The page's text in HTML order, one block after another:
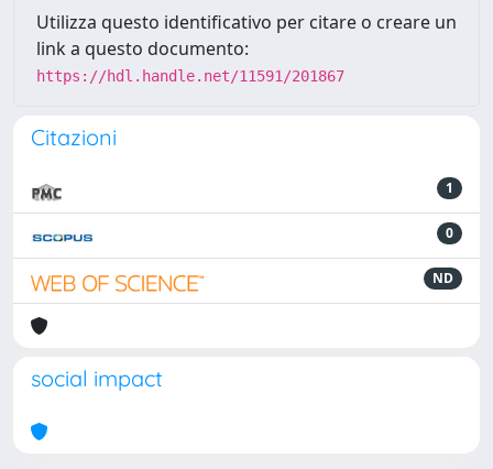
Utilizza questo identificativo per citare o creare un
link a questo documento:
https://hdl.handle.net/11591/201867
Citazioni
1
0
ND
social impact